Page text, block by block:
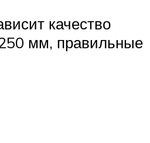
качество
мм, правильные